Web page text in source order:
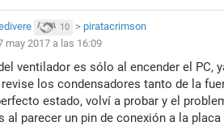
10 > piratacrimson
may 2017 a las 16:09
ventilador es sólo al encender el PC,
los condensadores tanto de la
estado, volví a probar y el
al parecer un pin de conexión a la